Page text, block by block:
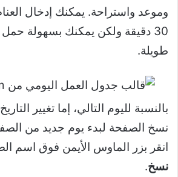
وموعد واستراحة. يمكنك إدخال
30 دقيقة ولكن يمكنك بسهولة
طويلة.
بالنسبة لليوم التالي، إما تغيير
نسخ الصفحة لبدء يوم جديد من
انقر بزر الماوس الأيمن فوق اسم
نسخ.